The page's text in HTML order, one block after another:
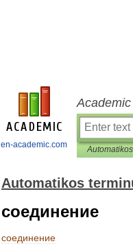
en-academic.com
Automatikos
соединение
соединение